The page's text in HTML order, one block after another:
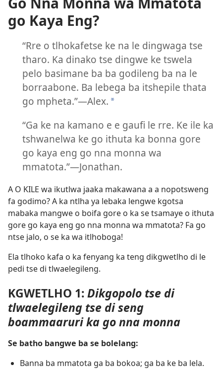
go Kaya Eng?
“Rre o tlhokafetse ke na le dingwaga tse
tharo. Ka dinako tse dingwe ke tswela
pelo basimane ba ba godileng ba na le
borraabone. Ba lebega ba itshepile thata
go mpheta.”—Alex. *
“Ga ke na kamano e e gaufi le rre. Ke ile ka
tshwanelwa ke go ithuta ka bonna gore
go kaya eng go nna monna wa
mmatota.”—Jonathan.
A O KILE wa ikutlwa jaaka makawana a a nopotsweng
fa godimo? A ka ntlha ya lebaka lengwe kgotsa
mabaka mangwe o boifa gore o ka se tsamaye o ithuta
gore go kaya eng go nna monna wa mmatota? Fa go
ntse jalo, o se ka wa itlhoboga!
Ela tlhoko kafa o ka fenyang ka teng dikgwetlho di le
pedi tse di tlwaelegileng.
KGWETLHO 1:Dikgopolo tse di
tlwaelegileng tse di seng
boammaaruri ka go nna monna
Se batho bangwe ba se bolelang:
Banna ba mmatota ga ba bokoa; ga ba ke ba lela.